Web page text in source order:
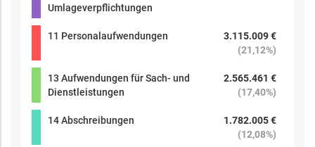
Umlageverpflichtungen
11 Personalaufwendungen
3.115.009 €
(21,12%)
13 Aufwendungen für Sach- und
Dienstleistungen
2.565.461 €
(17,40%)
14 Abschreibungen
1.782.005 €
(12,08%)